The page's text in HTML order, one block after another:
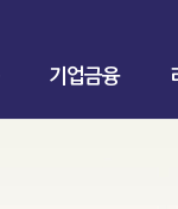
기업금융